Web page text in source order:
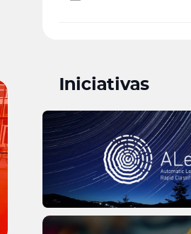
Iniciativas